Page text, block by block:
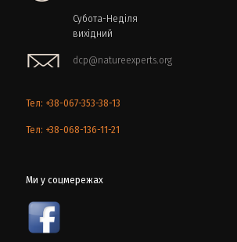
Субота-Неділя
вихідний
dcp@natureexperts.org
Тел: +38-067-353-38-13
Тел: +38-068-136-11-21
Ми у соцмережах